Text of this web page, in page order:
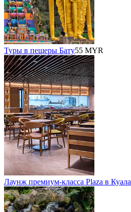
Туры в пещеры Бату55 MYR
Лаунж премиум-класса Plaza в